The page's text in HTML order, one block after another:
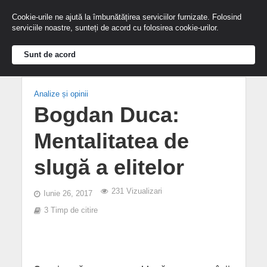
Analize și opinii
Bogdan Duca:
Mentalitatea de
slugă a elitelor
Iunie 26, 2017 231 Vizualizari
3 Timp de citire
Cookie-urile ne ajută la îmbunătățirea serviciilor furnizate. Folosind
serviciile noastre, sunteți de acord cu folosirea cookie-urilor.
Sunt de acord